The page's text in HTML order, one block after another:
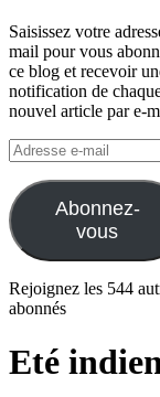
Saisissez votre
mail pour vous
ce blog et recevoir
notification de
nouvel article par e-
Adresse
e-
mail
Abonnez-
vous
Rejoignez les 544
abonnés
Eté